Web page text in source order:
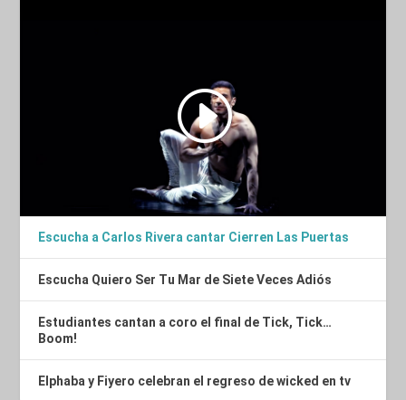
Escucha a Carlos Rivera cantar Cierren Las Puertas
Escucha Quiero Ser Tu Mar de Siete Veces Adiós
Estudiantes cantan a coro el final de Tick, Tick…
Boom!
Elphaba y Fiyero celebran el regreso de wicked en tv